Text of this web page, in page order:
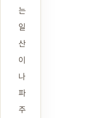
는
일
산
이
나
파
주